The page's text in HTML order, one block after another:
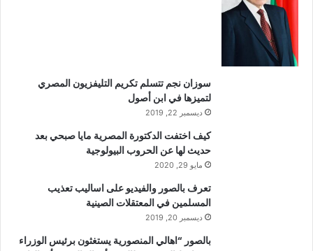
سوزان نجم تتسلم تكريم التليفزيون المصري
لتميزها في ابن أصول
ديسمبر 22, 2019
كيف اختفت الدكتورة المصرية مايا صبحي بعد
حديث لها عن الحروب البيولوجية
مايو 29, 2020
تعرف بالصور والفيديو على اساليب تعذيب
المسلمين في المعتقلات الصينية
ديسمبر 20, 2019
بالصور “اهالي المنصورية يستغثون برئيس الوزراء